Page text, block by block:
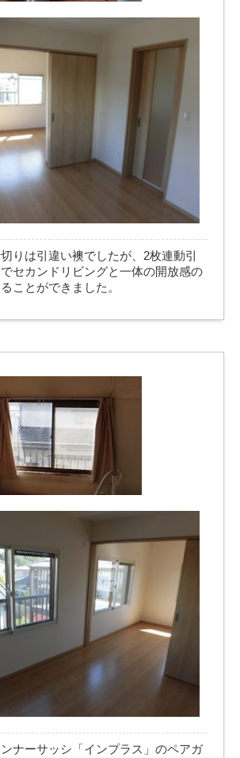
りは引違い襖でしたが、2枚連動引
セカンドリビングと一体の開放感の
ことができました。
ナーサッシ「インプラス」のペアガ